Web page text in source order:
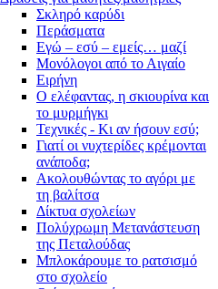
Σκληρό καρύδι
Περάσματα
Εγώ – εσύ – εμείς… μαζί
Μονόλογοι από το Αιγαίο
Ειρήνη
Ο ελέφαντας, η σκιουρίνα και
το μυρμήγκι
Τεχνικές - Κι αν ήσουν εσύ;
Γιατί οι νυχτερίδες κρέμονται
ανάποδα;
Ακολουθώντας το αγόρι με
τη βαλίτσα
Δίκτυα σχολείων
Πολύχρωμη Μετανάστευση
της Πεταλούδας
Μπλοκάρουμε το ρατσισμό
στο σχολείο